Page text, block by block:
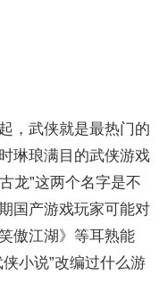
，武侠就是最热门的
琳琅满目的武侠游戏
龙”这两个名字是不
国产游戏玩家可能对
傲江湖》等耳熟能
小说”改编过什么游